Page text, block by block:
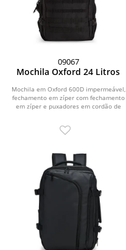
09067
Mochila Oxford 24 Litros
Mochila em Oxford 600D impermeável,
fechamento em zíper com fechamento
em zíper e puxadores em cordão de